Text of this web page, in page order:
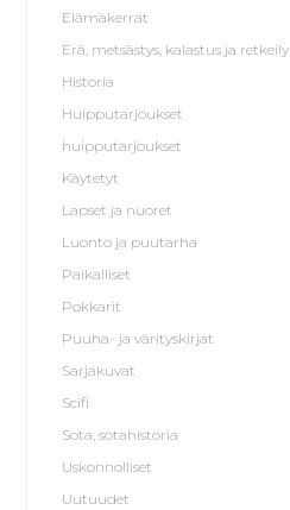
Elämäkerrat
Erä, metsästys, kalastus ja retkeily
Historia
Huipputarjoukset
huipputarjoukset
Käytetyt
Lapset ja nuoret
Luonto ja puutarha
Paikalliset
Pokkarit
Puuha- ja värityskirjat
Sarjakuvat
Scifi
Sota, sotahistoria
Uskonnolliset
Uutuudet